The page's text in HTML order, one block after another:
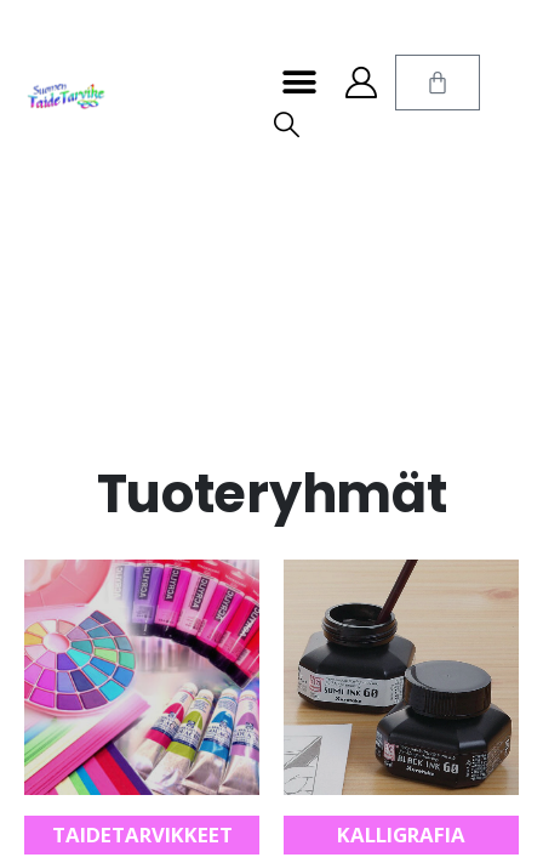
Tuoteryhmät
TAIDETARVIKKEET KALLIGRAFIA